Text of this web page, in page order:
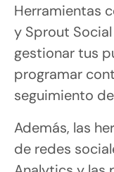
Herramientas
y Sprout
gestionar tus
programar
seguimiento
Además, las
de redes